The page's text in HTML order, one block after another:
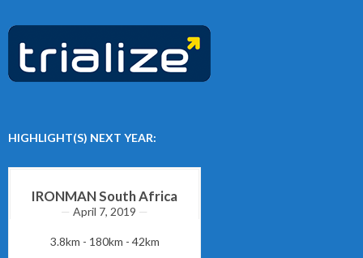
HIGHLIGHT(S) NEXT YEAR:
IRONMAN South Africa
April 7, 2019
3.8km - 180km - 42km